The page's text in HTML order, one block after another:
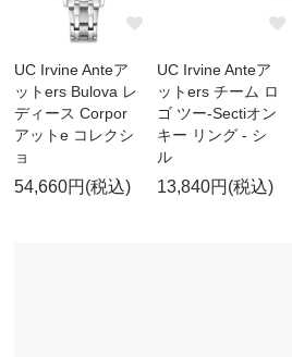
UC Irvine Anteア
ットers Bulova レ
ディース Corpor
アットe コレクシ
ョ
54,660円(税込)
UC Irvine Anteア
ットers チーム ロ
ゴ ツー-Sectiオン
キー リング - シ
ル
13,840円(税込)